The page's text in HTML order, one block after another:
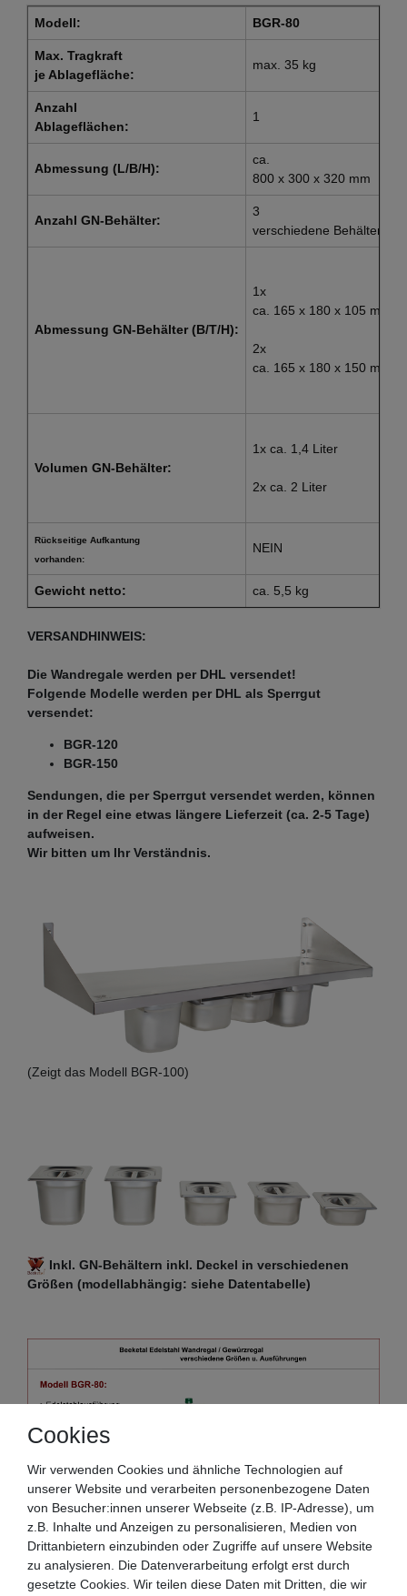
Modell: BGR-80
Max. Tragkraft
je Ablagefläche:
max. 35 kg
Anzahl
Ablageflächen:
1
Abmessung (L/B/H):
ca.
800 x 300 x 320 mm
Anzahl GN-Behälter:
3
verschiedene Behälter
Abmessung GN-Behälter (B/T/H):
1x
ca. 165 x 180 x 105 mm
2x
ca. 165 x 180 x 150 mm
Volumen GN-Behälter:
1x ca. 1,4 Liter
2x ca. 2 Liter
Rückseitige Aufkantung
vorhanden:
NEIN
Gewicht netto: ca. 5,5 kg
VERSANDHINWEIS:
Die Wandregale werden per DHL versendet!
Folgende Modelle werden per DHL als Sperrgut
versendet:
BGR-120
BGR-150
Sendungen, die per Sperrgut versendet werden, können
in der Regel eine etwas längere Lieferzeit (ca. 2-5 Tage)
aufweisen.
Wir bitten um Ihr Verständnis.
(Zeigt das Modell BGR-100)
Inkl. GN-Behältern inkl. Deckel in verschiedenen
Größen (modellabhängig: siehe Datentabelle)
Cookies
Wir verwenden Cookies und ähnliche Technologien auf
unserer Website und verarbeiten personenbezogene Daten
von Besucher:innen unserer Webseite (z.B. IP-Adresse), um
z.B. Inhalte und Anzeigen zu personalisieren, Medien von
Drittanbietern einzubinden oder Zugriffe auf unsere Website
zu analysieren. Die Datenverarbeitung erfolgt erst durch
gesetzte Cookies. Wir teilen diese Daten mit Dritten, die wir